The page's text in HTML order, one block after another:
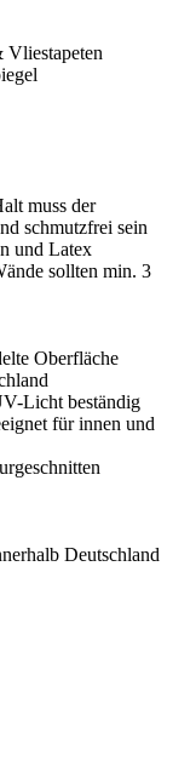
Vliestapeten
muss der
schmutzfrei sein
und Latex
sollten min. 3
Oberfläche
Licht beständig
für innen und
Deutschland